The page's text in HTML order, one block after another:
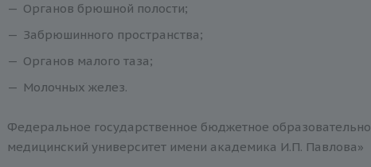
Органов брюшной полости;
Забрюшинного пространства;
Органов малого таза;
Молочных желез.
Федеральное государственное бюджетное
медицинский университет имени академика И.П. Павлова»